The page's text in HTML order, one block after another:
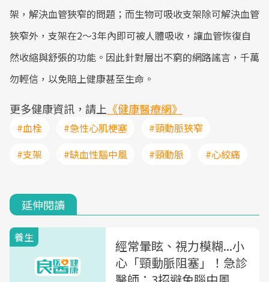
架，解決血管狹窄的問題；而生物可吸收支架除可解決血管
狹窄外，支架在2～3年內即可被人體吸收，讓血管恢復自
然收縮與舒張的功能。因此針對層出不窮的網路謠言，千萬
勿輕信，以免賠上健康甚至生命。
更多健康資訊，請上 《健康醫療網》
#血栓 #急性心肌梗塞
#頸動脈狹窄
#支架
#缺血性腦中風 #頸動脈 #心絞痛
延伸閱讀
養生
經常暈眩、視力模糊...小
心「頸動脈阻塞」！急診